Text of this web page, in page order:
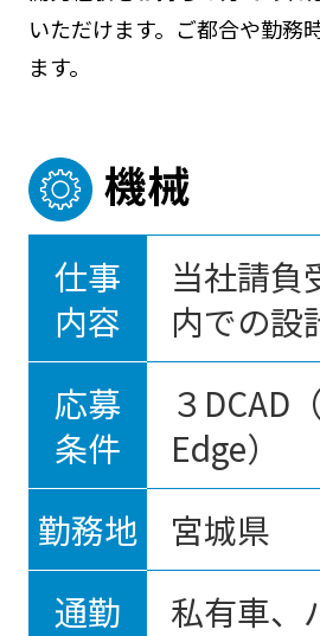
いただけます。ご都合や勤務
ます。
機械
仕事
内容
当社請負
内での設
応募
条件
３DCAD
Edge）
勤務地
宮城県
通勤
私有車、